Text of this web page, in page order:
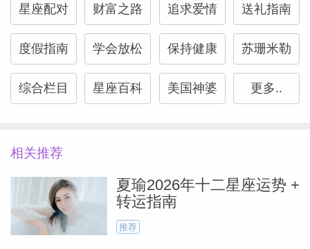
无疑，1月给了你闪耀的机会，而2月2日的
满月会进一步推动你打造温馨的居住空间和
温暖的家庭关系。想要点亮1月末2月初的
生活，如果愿意的话，可以组织一场朋友们
的聚会，或者转而重点关注父母，安排一些
抖落发间的金粉和彩带，节日过后，你可能
想从诸多庆典活动中抽身，修养调整。不
星座配对 财富之路 追求爱情 送礼指南
度假指南 学会放松 保持健康 苏珊米勒
综合栏目 星座百科 美国神婆 更多..
相关推荐
夏瑜2026年十二星座运势 +
转运指南
推荐